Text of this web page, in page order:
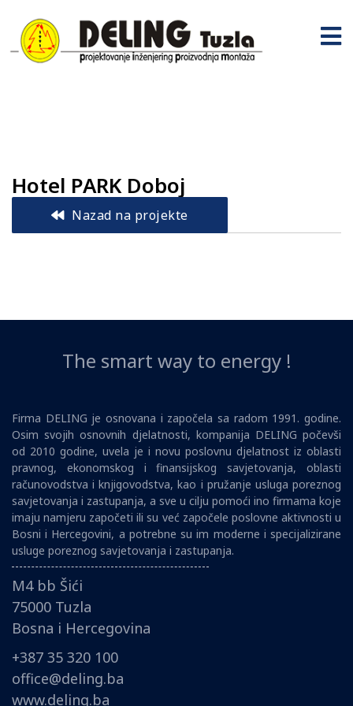
Hotel PARK Doboj
Nazad na projekte
The smart way to energy !
Firma DELING je osnovana i započela sa radom 1991. godine.
Osim svojih osnovnih djelatnosti, kompanija DELING počevši
od 2010 godine, uvela je i novu poslovnu djelatnost iz oblasti
pravnog, ekonomskog i finansijskog savjetovanja, oblasti
računovodstva i knjigovodstva, kao i pružanje usluga poreznog
savjetovanja i zastupanja, a sve u cilju pomoći ino firmama koje
imaju namjeru započeti ili su već započele poslovne aktivnosti u
Bosni i Hercegovini, a potrebne su im moderne i specijalizirane
usluge poreznog savjetovanja i zastupanja.
M4 bb Šići
75000 Tuzla
Bosna i Hercegovina
+387 35 320 100
office@deling.ba
www.deling.ba